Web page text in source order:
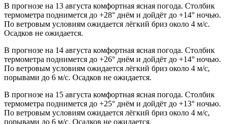
В прогнозе на 13 августа комфортная ясная погода. Столбик
термометра поднимется до +28° днём и дойдёт до +14° ночью.
По ветровым условиям ожидается лёгкий бриз около 4 м/с.
Осадков не ожидается.
В прогнозе на 14 августа комфортная ясная погода. Столбик
термометра поднимется до +26° днём и дойдёт до +14° ночью.
По ветровым условиям ожидается лёгкий бриз около 4 м/с,
порывами до 6 м/с. Осадков не ожидается.
В прогнозе на 15 августа комфортная ясная погода. Столбик
термометра поднимется до +25° днём и дойдёт до +13° ночью.
По ветровым условиям ожидается лёгкий бриз около 4 м/с,
порывами до 6 м/с. Осадков не ожидается.